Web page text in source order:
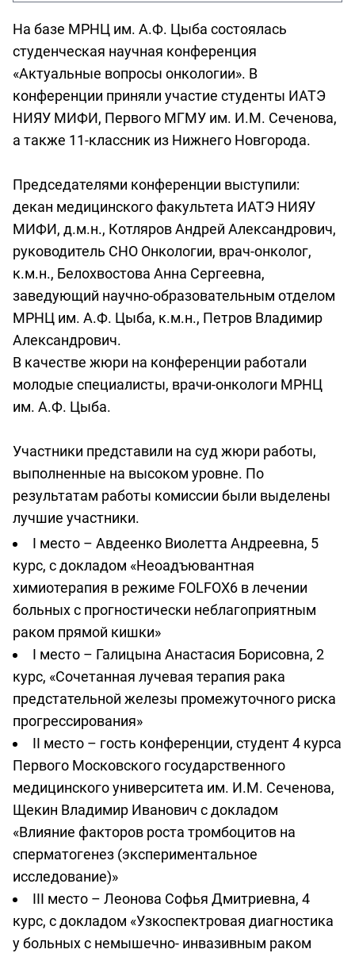
На базе МРНЦ им. А.Ф. Цыба состоялась
студенческая научная конференция
«Актуальные вопросы онкологии». В
конференции приняли участие студенты ИАТЭ
НИЯУ МИФИ, Первого МГМУ им. И.М. Сеченова,
а также 11-классник из Нижнего Новгорода.
Председателями конференции выступили:
декан медицинского факультета ИАТЭ НИЯУ
МИФИ, д.м.н., Котляров Андрей Александрович,
руководитель СНО Онкологии, врач-онколог,
к.м.н., Белохвостова Анна Сергеевна,
заведующий научно-образовательным отделом
МРНЦ им. А.Ф. Цыба, к.м.н., Петров Владимир
Александрович.
В качестве жюри на конференции работали
молодые специалисты, врачи-онкологи МРНЦ
им. А.Ф. Цыба.
Участники представили на суд жюри работы,
выполненные на высоком уровне. По
результатам работы комиссии были выделены
лучшие участники.
I место – Авдеенко Виолетта Андреевна, 5
курс, с докладом «Неоадъювантная
химиотерапия в режиме FOLFOX6 в лечении
больных с прогностически неблагоприятным
раком прямой кишки»
I место – Галицына Анастасия Борисовна, 2
курс, «Сочетанная лучевая терапия рака
предстательной железы промежуточного риска
прогрессирования»
II место – гость конференции, студент 4 курса
Первого Московского государственного
медицинского университета им. И.М. Сеченова,
Щекин Владимир Иванович с докладом
«Влияние факторов роста тромбоцитов на
сперматогенез (экспериментальное
исследование)»
III место – Леонова Софья Дмитриевна, 4
курс, с докладом «Узкоспектровая диагностика
у больных с немышечно- инвазивным раком